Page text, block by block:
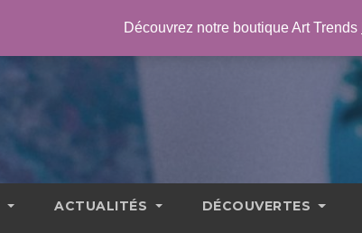
ACTUALITÉS DÉCOUVERTES
Découvrez notre boutique Art Trends